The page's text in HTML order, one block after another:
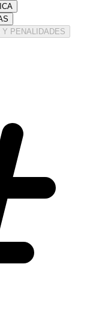
Y PENALIDADES